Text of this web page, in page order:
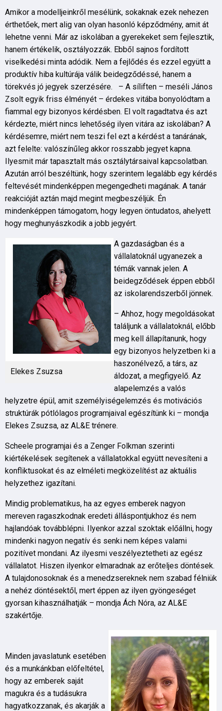
Amikor a modelljeinkről mesélünk, sokaknak ezek nehezen
érthetőek, mert alig van olyan hasonló képződmény, amit át
lehetne venni. Már az iskolában a gyerekeket sem fejlesztik,
hanem értékelik, osztályozzák. Ebből sajnos fordított
viselkedési minta adódik. Nem a fejlődés és ezzel együtt a
produktív hiba kultúrája válik beidegződéssé, hanem a
törekvés jó jegyek szerzésére. – A síliften – meséli János
Zsolt egyik friss élményét – érdekes vitába bonyolódtam a
fiammal egy bizonyos kérdésben. El volt ragadtatva és azt
kérdezte, miért nincs lehetőség ilyen vitára az iskolában? A
kérdésemre, miért nem teszi fel ezt a kérdést a tanárának,
azt felelte: valószínűleg akkor rosszabb jegyet kapna.
Ilyesmit már tapasztalt más osztálytársaival kapcsolatban.
Azután arról beszéltünk, hogy szerintem legalább egy kérdés
feltevését mindenképpen megengedheti magának. A tanár
reakcióját aztán majd megint megbeszéljük. Én
mindenképpen támogatom, hogy legyen öntudatos, ahelyett
hogy meghunyászkodik a jobb jegyért.
Elekes Zsuzsa
A gazdaságban és a
vállalatoknál ugyanezek a
témák vannak jelen. A
beidegződések éppen ebből
az iskolarendszerből jönnek.
– Ahhoz, hogy megoldásokat
találjunk a vállalatoknál, előbb
meg kell állapítanunk, hogy
egy bizonyos helyzetben ki a
haszonélvező, a társ, az
áldozat, a megfigyelő. Az
alapelemzés a valós
helyzetre épül, amit személyiségelemzés és motivációs
struktúrák pótlólagos programjaival egészítünk ki – mondja
Elekes Zsuzsa, az AL&E trénere.
Scheele programjai és a Zenger Folkman szerinti
kiértékelések segítenek a vállalatokkal együtt nevesíteni a
konfliktusokat és az elméleti megközelítést az aktuális
helyzethez igazítani.
Mindig problematikus, ha az egyes emberek nagyon
mereven ragaszkodnak eredeti álláspontjukhoz és nem
hajlandóak továbblépni. Ilyenkor azzal szoktak előállni, hogy
mindenki nagyon negatív és senki nem képes valami
pozitívet mondani. Az ilyesmi veszélyeztetheti az egész
vállalatot. Hiszen ilyenkor elmaradnak az erőteljes döntések.
A tulajdonosoknak és a menedzsereknek nem szabad félniük
a nehéz döntésektől, mert éppen az ilyen gyöngeséget
gyorsan kihasználhatják – mondja Ách Nóra, az AL&E
szakértője.
Minden javaslatunk esetében
és a munkánkban előfeltétel,
hogy az emberek saját
magukra és a tudásukra
hagyatkozzanak, és akarják a